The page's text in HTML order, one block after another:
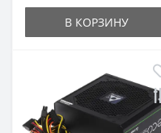
В КОРЗИНУ